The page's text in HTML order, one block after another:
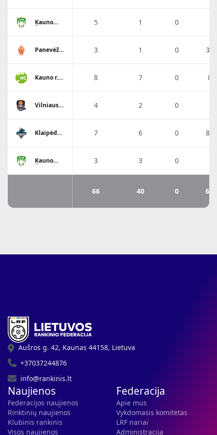
Kauno
5 1 0
Panevėžio
PSC/RSSG
3 1 0
Kauno r.
HC
SC
8 7 0
Vilniaus
4 2 0
Klaipėdos
7 6 0
Kauno
3 3 0
66 40 0
Aušros g. 42, Kaunas 44158, Lietuva
+37037244876
info@rankinis.lt
Naujienos
Federacijos naujienos
Rinktinių naujienos
Klubinis rankinis
Visos naujienos
Federacija
Apie mus
Vykdomasis komitetas
LRF nariai
Administracija